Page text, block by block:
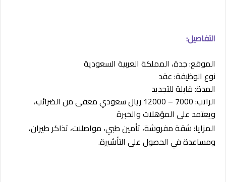
التفاصيل:
الموقع: جدة، المملكة العربية السعودية
نوع الوظيفة: عقد
المدة: قابلة للتجديد
الراتب: 7000 – 12000 ريال سعودي معفى من الضرائب،
ويعتمد على المؤهلات والخبرة
المزايا: شقة مفروشة، تأمينطبي، مواصلات، تذاكر طيران،
ومساعدة في الحصول على التأشيرة.